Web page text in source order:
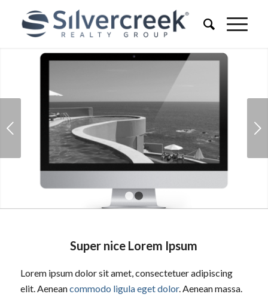
Next
Super nice Lorem Ipsum
Lorem ipsum dolor sit amet, consectetuer adipiscing
elit. Aeneancommodo ligula eget dolor. Aenean massa.